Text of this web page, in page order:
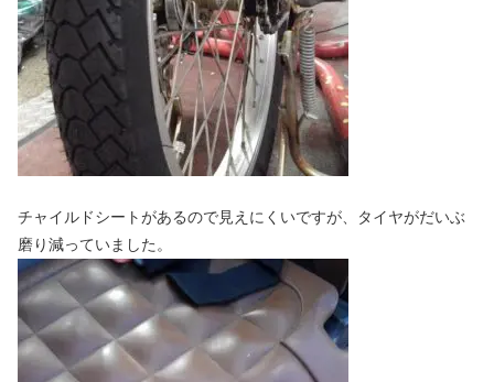
チャイルドシートがあるので見えにくいですが、タイヤがだいぶ
磨り減っていました。